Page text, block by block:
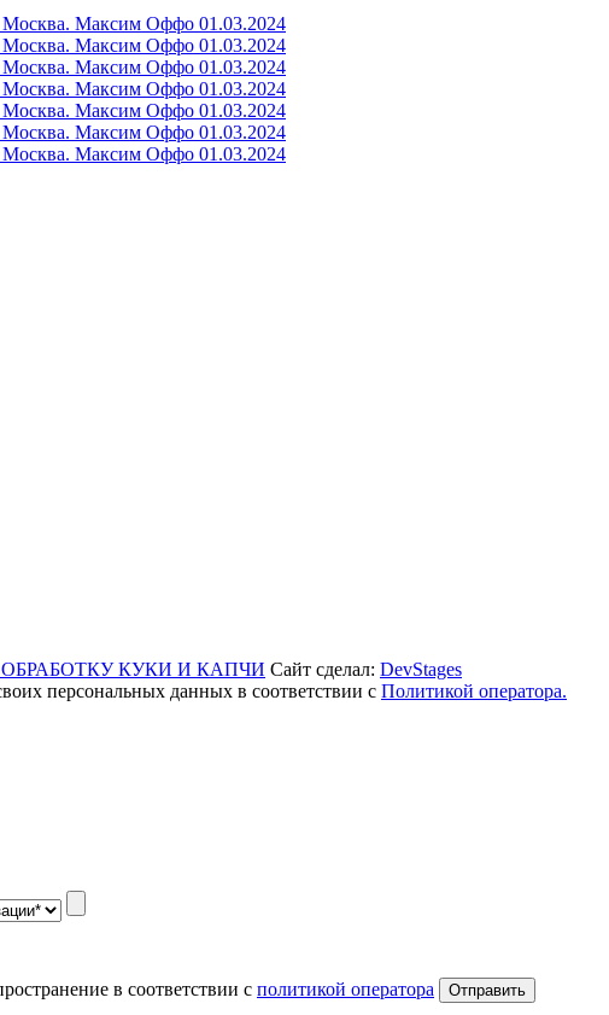
КУКИ И КАПЧИ Сайт сделал: DevStages
персональных данных в соответствии с Политикой оператора.
в соответствии с политикой оператора Отправить